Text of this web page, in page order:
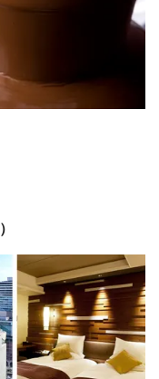
）